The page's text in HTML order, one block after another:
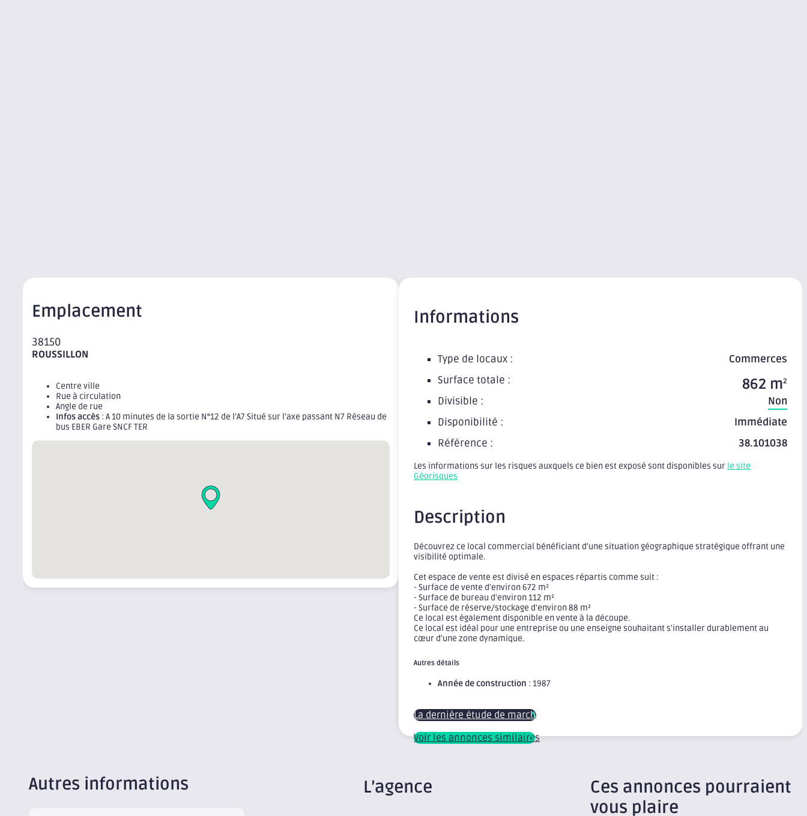
Emplacement
38150
ROUSSILLON
Centre ville
Rue à circulation
Angle de rue
Infos accès : A 10 minutes de la sortie N°12 de l'A7 Situé sur l'axe passant N7 Réseau de
bus EBER Gare SNCF TER
Informations
Type de locaux :
Commerces
Surface totale :
862 m2
Divisible :
Non
Disponibilité :
Immédiate
Référence :
38.101038
Les informations sur les risques auxquels ce bien est exposé sont disponibles sur le site
Géorisques
Description
Découvrez ce local commercial bénéficiant d'une situation géographique stratégique offrant une
visibilité optimale.
Cet espace de vente est divisé en espaces répartis comme suit :
- Surface de vente d'environ 672 m²
- Surface de bureau d'environ 112 m²
- Surface de réserve/stockage d'environ 88 m²
Ce local est également disponible en vente à la découpe.
Ce local est idéal pour une entreprise ou une enseigne souhaitant s'installer durablement au
cœur d'une zone dynamique.
Autres détails
Année de construction : 1987
La dernière étude de marché
Voir les annonces similaires
Autres informations L’agence
Ces annonces pourraient
vous plaire